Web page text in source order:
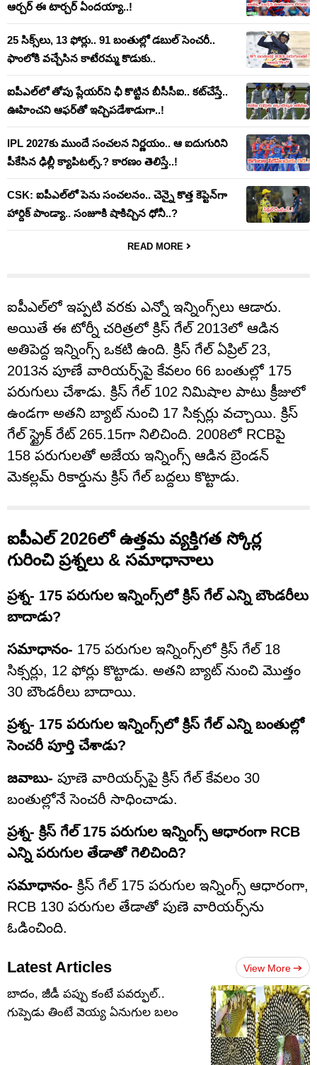
ఆర్చర్ ఈ టార్చర్ ఏందయ్యా..!
25 సిక్స్‌లు, 13 ఫోర్లు.. 91 బంతుల్లో డబుల్ సెంచరీ..
ఫాంలోకి వచ్చేసిన కాటేరమ్మ కొడుకు..
ఐపీఎల్‌లో తోపు ప్లేయర్‌ని ఛీ కొట్టిన బీసీసీఐ.. కట్‌చేస్తే..
ఊహించని ఆఫర్‌తో ఇచ్చిపడేశాడుగా..!
IPL 2027కు ముందే సంచలన నిర్ణయం.. ఆ ఐదుగురిని
పీకేసిన ఢిల్లీ క్యాపిటల్స్.? కారణం తెలిస్తే..!
CSK: ఐపీఎల్‌లో పెను సంచలనం.. చెన్నై కొత్త కెప్టెన్‌గా
హార్దిక్ పాండ్యా.. సంజూకి షాకిచ్చిన ధోనీ..?
READ MORE
ఐపీఎల్‌లో ఇప్పటి వరకు ఎన్నో ఇన్నింగ్స్‌లు ఆడారు.
అయితే ఈ టోర్నీ చరిత్రలో క్రిస్ గేల్ 2013లో ఆడిన
అతిపెద్ద ఇన్నింగ్స్ ఒకటి ఉంది. క్రిస్ గేల్ ఏప్రిల్ 23,
2013న పూణే వారియర్స్‌పై కేవలం 66 బంతుల్లో 175
పరుగులు చేశాడు. క్రిస్ గేల్ 102 నిమిషాల పాటు క్రీజులో
ఉండగా అతని బ్యాట్ నుంచి 17 సిక్సర్లు వచ్చాయి. క్రిస్
గేల్ స్ట్రైక్ రేట్ 265.15గా నిలిచింది. 2008లో RCBపై
158 పరుగులతో అజేయ ఇన్నింగ్స్ ఆడిన బ్రెండన్
మెకల్లమ్ రికార్డును క్రిస్ గేల్ బద్దలు కొట్టాడు.
ఐపీఎల్ 2026లో ఉత్తమ వ్యక్తిగత స్కోర్ల
గురించి ప్రశ్నలు & సమాధానాలు
ప్రశ్న- 175 పరుగుల ఇన్నింగ్స్‌లో క్రిస్ గేల్ ఎన్ని బౌండరీలు
బాదాడు?
సమాధానం- 175 పరుగుల ఇన్నింగ్స్‌లో క్రిస్ గేల్ 18
సిక్సర్లు, 12 ఫోర్లు కొట్టాడు. అతని బ్యాట్ నుంచి మొత్తం
30 బౌండరీలు బాదాయి.
ప్రశ్న- 175 పరుగుల ఇన్నింగ్స్‌లో క్రిస్ గేల్ ఎన్ని బంతుల్లో
సెంచరీ పూర్తి చేశాడు?
జవాబు- పూణె వారియర్స్‌పై క్రిస్ గేల్ కేవలం 30
బంతుల్లోనే సెంచరీ సాధించాడు.
ప్రశ్న- క్రిస్ గేల్ 175 పరుగుల ఇన్నింగ్స్ ఆధారంగా RCB
ఎన్ని పరుగుల తేడాతో గెలిచింది?
సమాధానం- క్రిస్ గేల్ 175 పరుగుల ఇన్నింగ్స్ ఆధారంగా,
RCB 130 పరుగుల తేడాతో పుణె వారియర్స్‌ను
ఓడించింది.
Latest Articles View More
బాదం, జీడీ పప్పు కంటే పవర్ఫుల్..
గుప్పెడు తింటే వెయ్య ఏనుగుల బలం